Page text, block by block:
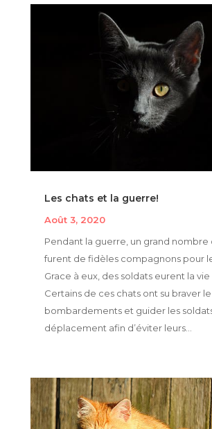
Les chats et la guerre!
Août 3, 2020
Pendant la guerre, un grand nombre
furent de fidèles compagnons pour
Grace à eux, des soldats eurent la vie
Certains de ces chats ont su braver
bombardements et guider les
déplacement afin d’éviter leurs...